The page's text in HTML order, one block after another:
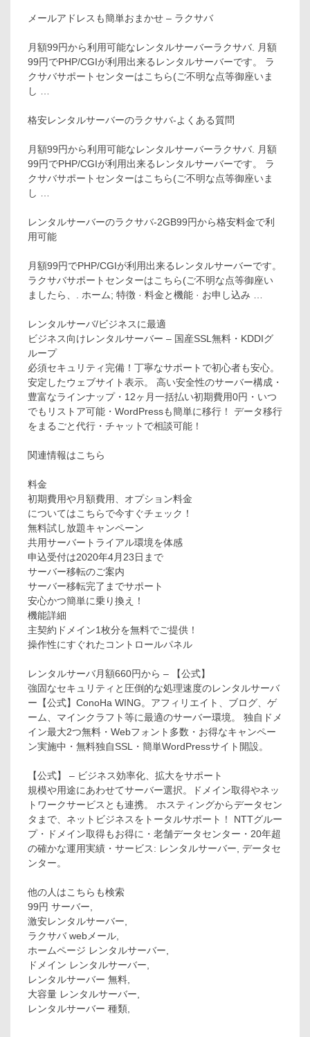
メールアドレスも簡単おまかせ – ラクサバ
月額99円から利用可能なレンタルサーバーラクサバ. 月額
99円でPHP/CGIが利用出来るレンタルサーバーです。 ラ
クサバサポートセンターはこちら(ご不明な点等御座いま
し …
格安レンタルサーバーのラクサバ-よくある質問
月額99円から利用可能なレンタルサーバーラクサバ. 月額
99円でPHP/CGIが利用出来るレンタルサーバーです。 ラ
クサバサポートセンターはこちら(ご不明な点等御座いま
し …
レンタルサーバーのラクサバ-2GB99円から格安料金で利
用可能
月額99円でPHP/CGIが利用出来るレンタルサーバーです。
ラクサバサポートセンターはこちら(ご不明な点等御座い
ましたら、. ホーム; 特徴 · 料金と機能 · お申し込み …
レンタルサーバ/ビジネスに最適
ビジネス向けレンタルサーバー – 国産SSL無料・KDDIグ
ループ
必須セキュリティ完備！丁寧なサポートで初心者も安心。
安定したウェブサイト表示。 高い安全性のサーバー構成・
豊富なラインナップ・12ヶ月一括払い初期費用0円・いつ
でもリストア可能・WordPressも簡単に移行！ データ移行
をまるごと代行・チャットで相談可能！
関連情報はこちら
料金
初期費用や月額費用、オプション料金
についてはこちらで今すぐチェック！
無料試し放題キャンペーン
共用サーバートライアル環境を体感
申込受付は2020年4月23日まで
サーバー移転のご案内
サーバー移転完了までサポート
安心かつ簡単に乗り換え！
機能詳細
主契約ドメイン1枚分を無料でご提供！
操作性にすぐれたコントロールパネル
レンタルサーバ月額660円から – 【公式】
強固なセキュリティと圧倒的な処理速度のレンタルサーバ
ー【公式】ConoHa WING。アフィリエイト、ブログ、ゲ
ーム、マインクラフト等に最適のサーバー環境。 独自ドメ
イン最大2つ無料・Webフォント多数・お得なキャンペー
ン実施中・無料独自SSL・簡単WordPressサイト開設。
【公式】 – ビジネス効率化、拡大をサポート
規模や用途にあわせてサーバー選択。ドメイン取得やネッ
トワークサービスとも連携。 ホスティングからデータセン
タまで、ネットビジネスをトータルサポート！ NTTグルー
プ・ドメイン取得もお得に・老舗データセンター・20年超
の確かな運用実績・サービス: レンタルサーバー, データセ
ンター。
他の人はこちらも検索
99円 サーバー,
激安レンタルサーバー,
ラクサバ webメール,
ホームページ レンタルサーバー,
ドメイン レンタルサーバー,
レンタルサーバー 無料,
大容量 レンタルサーバー,
レンタルサーバー 種類,